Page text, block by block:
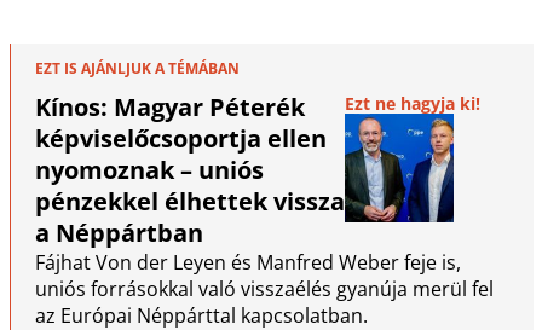
EZT IS AJÁNLJUK A TÉMÁBAN
Kínos: Magyar Péterék
képviselőcsoportja ellen
nyomoznak – uniós
pénzekkel élhettek vissza
a Néppártban
Ezt ne hagyja ki!
Fájhat Von der Leyen és Manfred Weber feje is,
uniós forrásokkal való visszaélés gyanúja merül fel
az Európai Néppárttal kapcsolatban.